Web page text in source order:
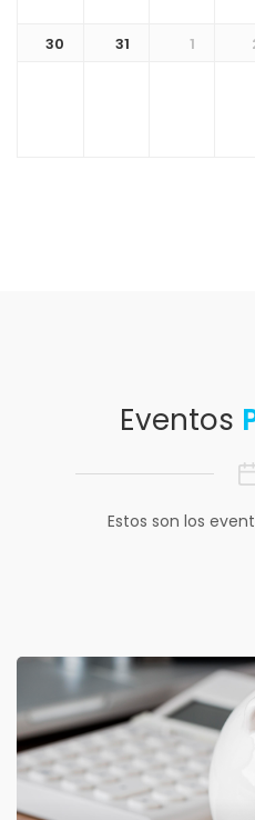
30 31 1
Eventos
Estos son los